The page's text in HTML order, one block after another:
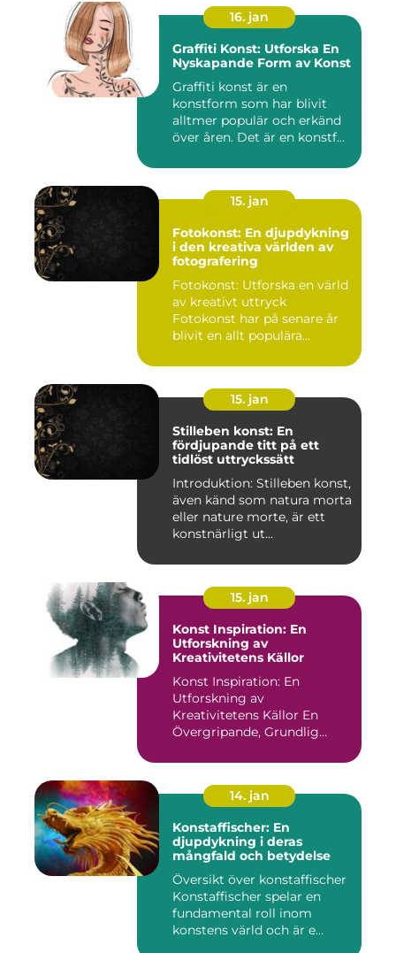
16. jan
Graffiti Konst: Utforska En
Nyskapande Form av Konst
Graffiti konst är en
konstform som har blivit
alltmer populär och erkänd
över åren. Det är en konstf...
15. jan
Fotokonst: En djupdykning
i den kreativa världen av
fotografering
Fotokonst: Utforska en värld
av kreativt uttryck
Fotokonst har på senare år
blivit en allt populära...
15. jan
Stilleben konst: En
fördjupande titt på ett
tidlöst uttryckssätt
Introduktion: Stilleben konst,
även känd som natura morta
eller nature morte, är ett
konstnärligt ut...
15. jan
Konst Inspiration: En
Utforskning av
Kreativitetens Källor
Konst Inspiration: En
Utforskning av
Kreativitetens Källor En
Övergripande, Grundlig
14. jan
Konstaffischer: En
djupdykning i deras
mångfald och betydelse
Översikt över konstaffischer
Konstaffischer spelar en
fundamental roll inom
konstens värld och är e...